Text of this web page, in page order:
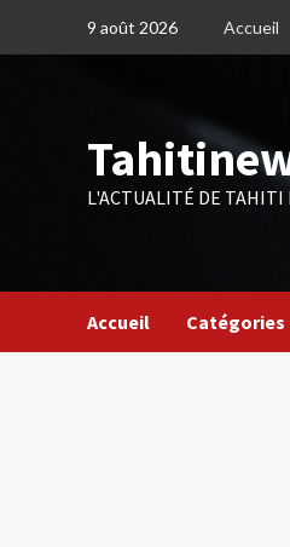
9 août 2026 Accueil
L'ACTUALITÉ DE TAHITI
Accueil Catégories